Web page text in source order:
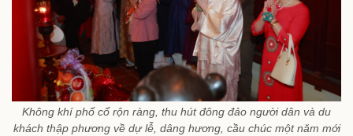
Không khí phố cổ rộn ràng, thu hút đông đảo người dân và du
khách thập phương về dự lễ, dâng hương, cầu chúc một năm mới